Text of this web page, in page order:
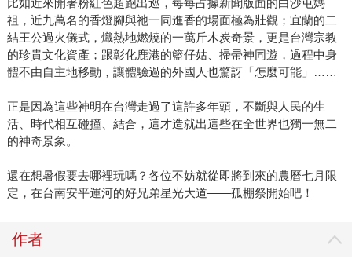
比如近來開著粉紅色超跑出巡，每每占據新聞版面的白沙屯媽
祖，近九萬名的香燈腳與祂一同進香的場面極為壯觀；宜蘭的二
結王公過火儀式，熾熱地燃燒的一萬斤木炭奇景，更是台灣宗教
的珍貴文化資產；跟彰化鹿港的籃仔姑、掃帚神同遊，過程中身
體不由自主地移動，讓體驗過的外國人也驚訝「怎麼可能」……
正是因為這些神明在台灣走過了這許多年頭，不斷與人民的生
活、時代相互碰撞、結合，這才造就出這些在全世界也獨一無二
的神奇景象。
還在想暑假要去哪裡玩嗎？各位不妨就從即將到來的農曆七月限
定，在台南安平運河的好兄弟星光大道——孤棚祭開始吧！
作者